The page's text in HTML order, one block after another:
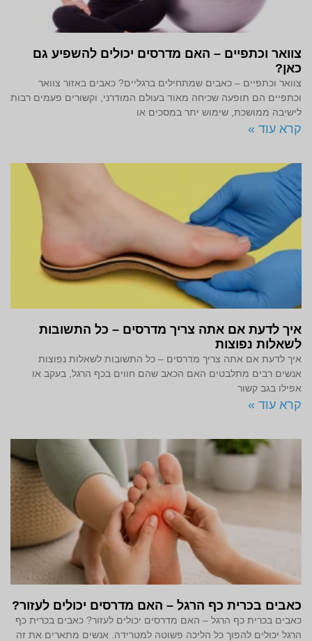
צוואר וכתפיים – האם מדרסים יכולים להשפיע גם
כאן?
צוואר וכתפיים – כאבים שמתחילים ברגליים? כאבים באזור צוואר
וכתפיים הם תופעה שכיחה מאוד בעולם המודרני, וקשורים פעמים רבות
לישיבה ממושכת, שימוש יתר במסכים או
קרא עוד »
איך לדעת אם אתה צריך מדרסים – כל התשובות
לשאלות נפוצות
איך לדעת אם אתה צריך מדרסים – כל התשובות לשאלות נפוצות
אנשים רבים מתלבטים האם הכאב שהם חווים בכף הרגל, בעקב או
אפילו בגב קשור
קרא עוד »
כאבים בכרית כף הרגל – האם מדרסים יכולים לעזור?
כאבים בכרית כף הרגל – האם מדרסים יכולים לעזור? כאבים בכרית כף
הרגל יכולים להפוך כל הליכה פשוטה למטרידה. אנשים מתארים את זה